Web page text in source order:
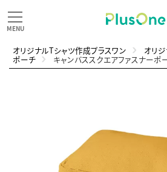
オリジナルTシャツ作成プラスワン オリ
ポーチ キャンバススクエアファスナーポー